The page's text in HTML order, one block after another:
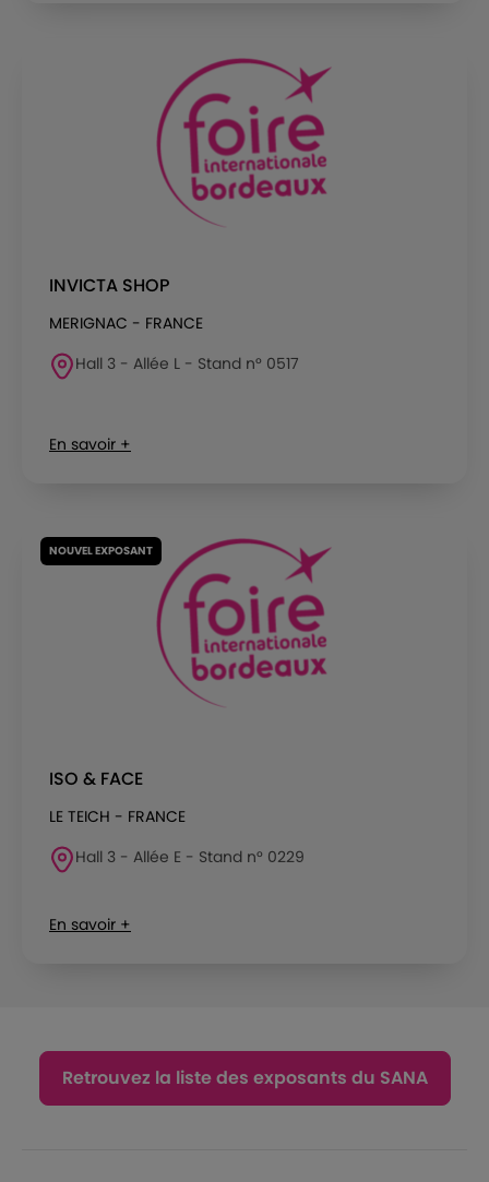
INVICTA SHOP
MERIGNAC - FRANCE
Hall 3 - Allée L - Stand n° 0517
En savoir +
NOUVEL EXPOSANT
ISO & FACE
LE TEICH - FRANCE
Hall 3 - Allée E - Stand n° 0229
En savoir +
Retrouvez la liste des exposants du SANA